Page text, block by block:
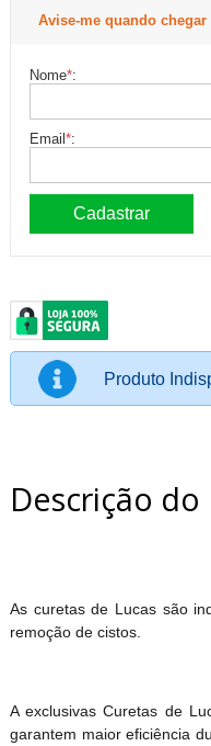
Avise-me quando chegar
Nome*:
Email*:
Produto
Descrição
As curetas de Lucas são
remoção de cistos.
A exclusivas Curetas de
garantem maior eficiência